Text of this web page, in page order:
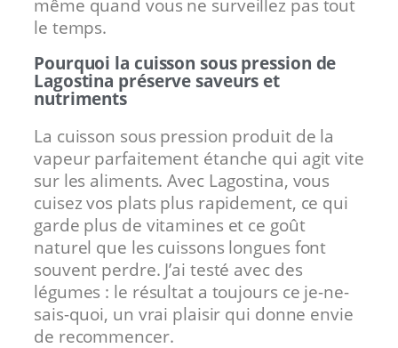
même quand vous ne surveillez pas tout
le temps.
Pourquoi la cuisson sous pression de
Lagostina préserve saveurs et
nutriments
La cuisson sous pression produit de la
vapeur parfaitement étanche qui agit vite
sur les aliments. Avec Lagostina, vous
cuisez vos plats plus rapidement, ce qui
garde plus de vitamines et ce goût
naturel que les cuissons longues font
souvent perdre. J’ai testé avec des
légumes : le résultat a toujours ce je-ne-
sais-quoi, un vrai plaisir qui donne envie
de recommencer.